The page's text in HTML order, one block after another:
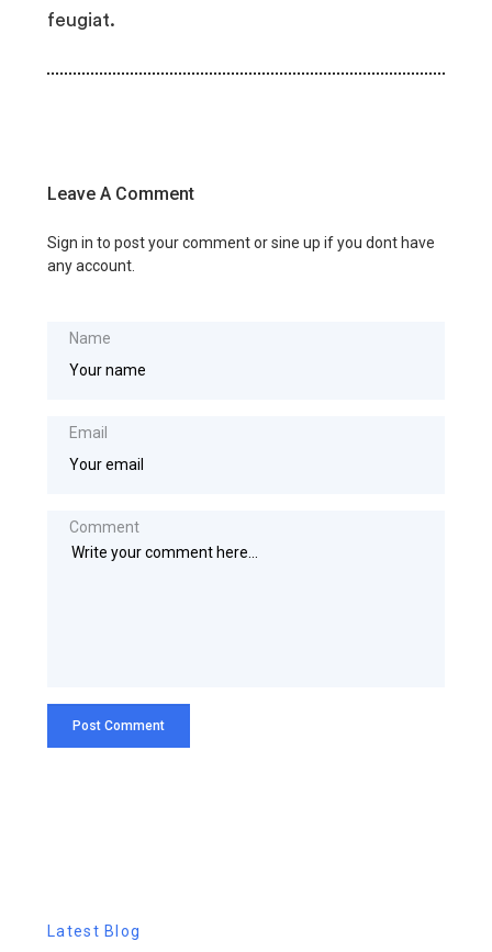
feugiat.
Leave A Comment
Sign in to post your comment or sine up if you dont have
any account.
Name
Email
Comment
Latest Blog